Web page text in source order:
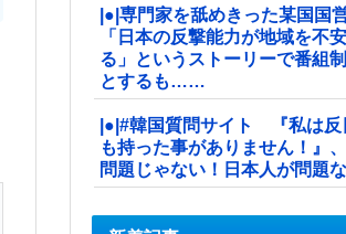
|●|専門家を舐めきった某国国
「日本の反撃能力が地域を不
る」というストーリーで番組
とするも……
|●|#韓国質問サイト 『私は反
も持った事がありません！』
問題じゃない！日本人が問題な